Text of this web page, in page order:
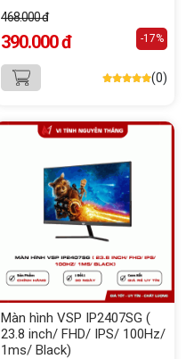
468.000 đ
390.000 đ -17%
(0)
Màn hình VSP IP2407SG (
23.8 inch/ FHD/ IPS/ 100Hz/
1ms/ Black)